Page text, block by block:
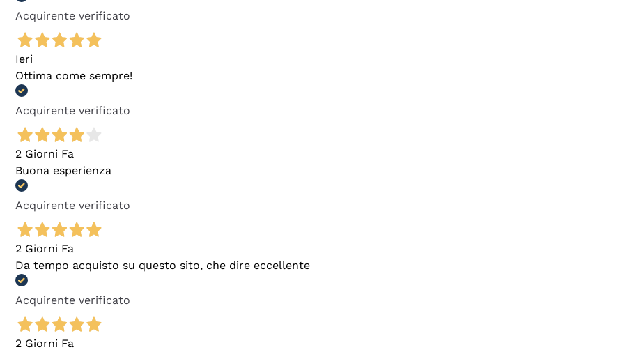
Acquirente verificato
Ieri
Ottima come sempre!
Acquirente verificato
2 Giorni Fa
Buona esperienza
Acquirente verificato
2 Giorni Fa
Da tempo acquisto su questo sito, che dire eccellente
Acquirente verificato
2 Giorni Fa